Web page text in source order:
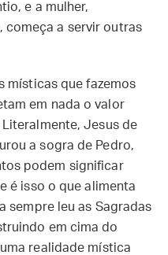
e a mulher,
começa a servir outras
místicas que fazemos
em nada o valor
Jesus de
a sogra de Pedro,
podem significar
é isso o que alimenta
sempre leu as Sagradas
em cima do
realidade mística